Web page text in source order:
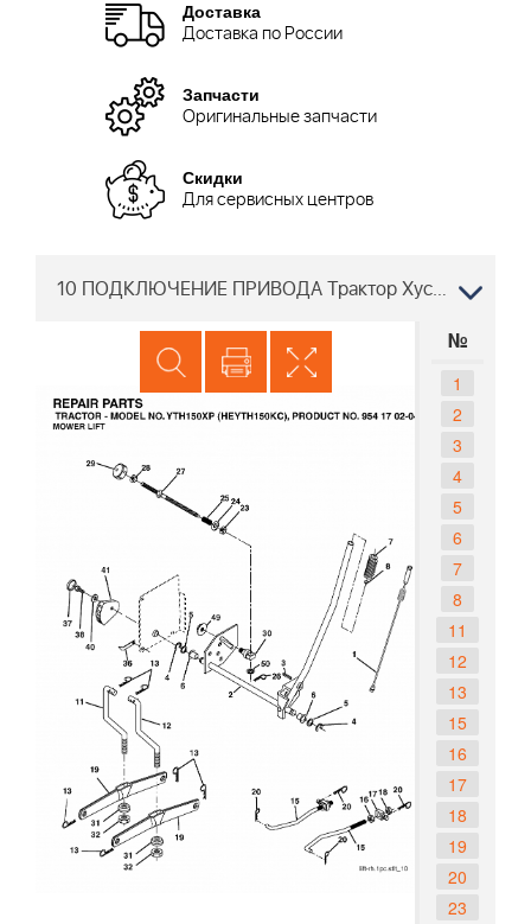
Доставка
Доставка по России
Запчасти
Оригинальные запчасти
Скидки
Для сервисных центров
10 ПОДКЛЮЧЕНИЕ ПРИВОДА Трактор Хускварна YTH150 XP HEYTH150KC, 954170204, 2004-06
№
1
2
3
4
5
6
7
8
11
12
13
15
16
17
18
19
20
23